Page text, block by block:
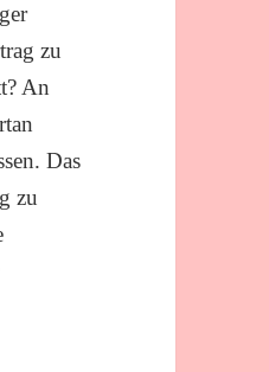
zu
An
Das
zu